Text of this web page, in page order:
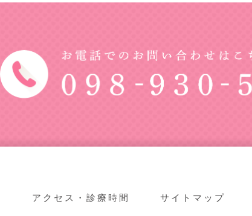
アクセス・診療時間 サイトマップ